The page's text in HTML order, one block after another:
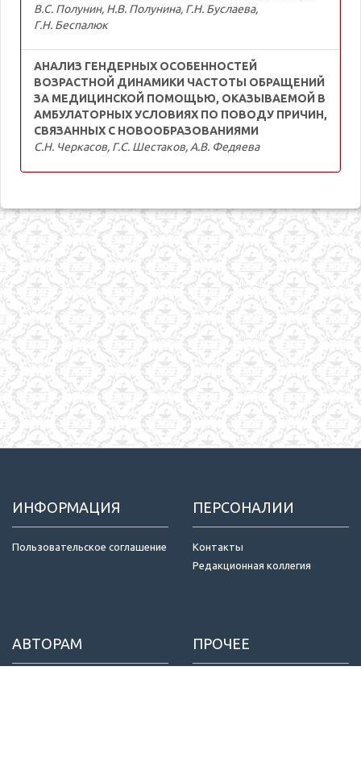
В.С. Полунин, Н.В. Полунина, Г.Н. Буслаева,
Г.Н. Беспалюк
АНАЛИЗ ГЕНДЕРНЫХ ОСОБЕННОСТЕЙ
ВОЗРАСТНОЙ ДИНАМИКИ ЧАСТОТЫ ОБРАЩЕНИЙ
ЗА МЕДИЦИНСКОЙ ПОМОЩЬЮ, ОКАЗЫВАЕМОЙ В
АМБУЛАТОРНЫХ УСЛОВИЯХ ПО ПОВОДУ ПРИЧИН,
СВЯЗАННЫХ С НОВООБРАЗОВАНИЯМИ
С.Н. Черкасов, Г.С. Шестаков, А.В. Федяева
ИНФОРМАЦИЯ
Пользовательское соглашение
ПЕРСОНАЛИИ
Контакты
Редакционная коллегия
АВТОРАМ ПРОЧЕЕ